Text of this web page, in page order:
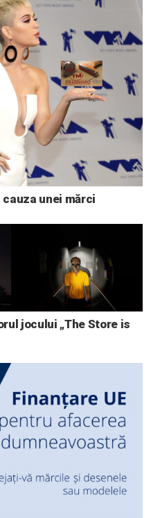
cauza unei mărci
jocului „The Store is